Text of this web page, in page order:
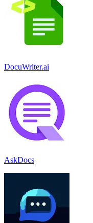
DocuWriter.ai
AskDocs